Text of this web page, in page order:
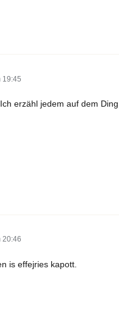
19:45
Ich erzähl jedem auf dem
20:46
is effejries kapott.